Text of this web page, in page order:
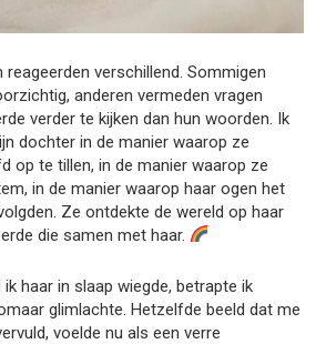
verschillend. Sommigen
anderen vermeden vragen
verder te kijken dan hun woorden. Ik
dochter in de manier waarop ze
op te tillen, in de manier waarop ze
in de manier waarop haar ogen het
Ze ontdekte de wereld op haar
die samen met haar.
haar in slaap wiegde, betrapte ik
glimlachte. Hetzelfde beeld dat me
voelde nu als een verre